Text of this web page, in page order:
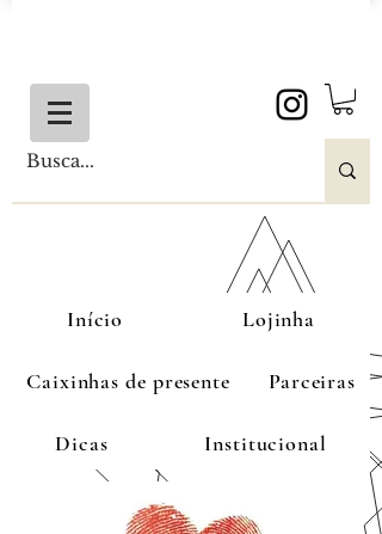
Início Lojinha
Caixinhas de presente Parceiras
Dicas Institucional